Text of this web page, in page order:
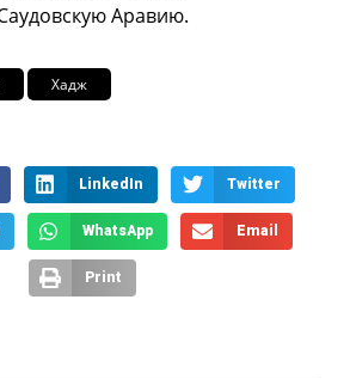
Аравию.
Хадж
LinkedIn Twitter
WhatsApp Email
Print